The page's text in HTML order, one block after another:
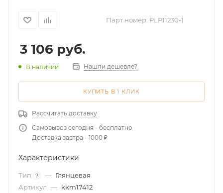
Парт номер: PLP11230-1
3 106 руб.
В наличии Нашли дешевле?
КУПИТЬ В 1 КЛИК
Рассчитать доставку
Самовывоз сегодня - бесплатно
Доставка завтра - 1000 ₽
Характеристики
Тип ? — Глянцевая
Артикул — kkm17412